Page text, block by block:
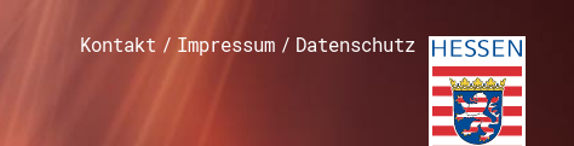
Kontakt / Impressum / Datenschutz